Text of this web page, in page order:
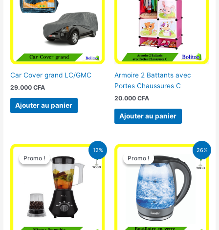
Car Cover grand LC/GMC
29.000CFA
Ajouter au panier
Armoire 2 Battants avec
Portes Chaussures C
20.000 CFA
Ajouter au panier
12%
Promo !
Promo !
Le
prix
initial
était :
25.000 CFA.
Le
prix
actuel
est :
26%
Promo !
Promo !
Le
prix
initial
16.900 CFA.
Le
prix
actuel
est :
12.500 CFA.